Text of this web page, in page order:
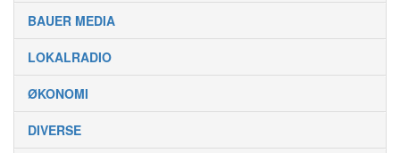
BAUER MEDIA
LOKALRADIO
ØKONOMI
DIVERSE